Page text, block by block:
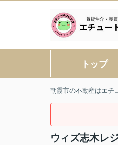
トップ
朝霞市の不動産はエチ
ウィズ志木レ